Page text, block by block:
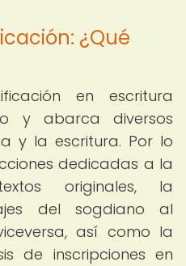
¿Qué
en escritura
y abarca diversos
y la escritura. Por lo
dedicadas a la
originales, la
del sogdiano al
así como la
de inscripciones en